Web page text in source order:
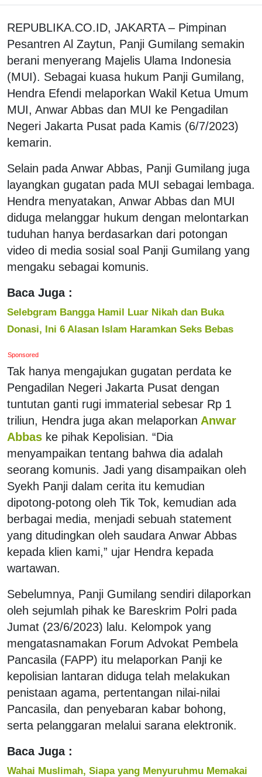
REPUBLIKA.CO.ID, JAKARTA – Pimpinan
Pesantren Al Zaytun, Panji Gumilang semakin
berani menyerang Majelis Ulama Indonesia
(MUI). Sebagai kuasa hukum Panji Gumilang,
Hendra Efendi melaporkan Wakil Ketua Umum
MUI, Anwar Abbas dan MUI ke Pengadilan
Negeri Jakarta Pusat pada Kamis (6/7/2023)
kemarin.
Selain pada Anwar Abbas, Panji Gumilang juga
layangkan gugatan pada MUI sebagai lembaga.
Hendra menyatakan, Anwar Abbas dan MUI
diduga melanggar hukum dengan melontarkan
tuduhan hanya berdasarkan dari potongan
video di media sosial soal Panji Gumilang yang
mengaku sebagai komunis.
Baca Juga :
Selebgram Bangga Hamil Luar Nikah dan Buka
Donasi, Ini 6 Alasan Islam Haramkan Seks Bebas
Sponsored
Tak hanya mengajukan gugatan perdata ke
Pengadilan Negeri Jakarta Pusat dengan
tuntutan ganti rugi immaterial sebesar Rp 1
triliun, Hendra juga akan melaporkan Anwar
Abbas ke pihak Kepolisian. “Dia
menyampaikan tentang bahwa dia adalah
seorang komunis. Jadi yang disampaikan oleh
Syekh Panji dalam cerita itu kemudian
dipotong-potong oleh Tik Tok, kemudian ada
berbagai media, menjadi sebuah statement
yang ditudingkan oleh saudara Anwar Abbas
kepada klien kami,” ujar Hendra kepada
wartawan.
Sebelumnya, Panji Gumilang sendiri dilaporkan
oleh sejumlah pihak ke Bareskrim Polri pada
Jumat (23/6/2023) lalu. Kelompok yang
mengatasnamakan Forum Advokat Pembela
Pancasila (FAPP) itu melaporkan Panji ke
kepolisian lantaran diduga telah melakukan
penistaan agama, pertentangan nilai-nilai
Pancasila, dan penyebaran kabar bohong,
serta pelanggaran melalui sarana elektronik.
Baca Juga :
Wahai Muslimah, Siapa yang Menyuruhmu Memakai